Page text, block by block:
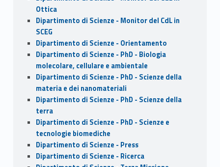
Ottica
Dipartimento di Scienze - Monitor del CdL in
SCEG
Dipartimento di Scienze - Orientamento
Dipartimento di Scienze - PhD - Biologia
molecolare, cellulare e ambientale
Dipartimento di Scienze - PhD - Scienze della
materia e dei nanomateriali
Dipartimento di Scienze - PhD - Scienze della
terra
Dipartimento di Scienze - PhD - Scienze e
tecnologie biomediche
Dipartimento di Scienze - Press
Dipartimento di Scienze - Ricerca